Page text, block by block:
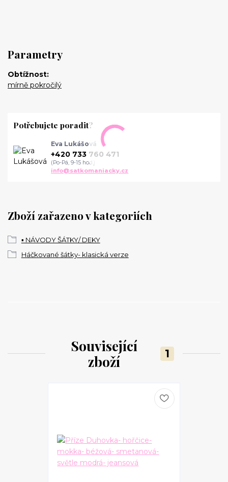
Parametry
Obtížnost
mírně pokročilý
Zboží zařazeno v kategoriích
▪️ NÁVODY ŠÁTKY/ DEKY
Háčkované šátky- klasická verze
Potřebujete poradit?
Eva Lukášová
+420 733 760 471
(Po-Pá, 9-15 hod.)
info@satkomaniacky.cz
Související
zboží
1